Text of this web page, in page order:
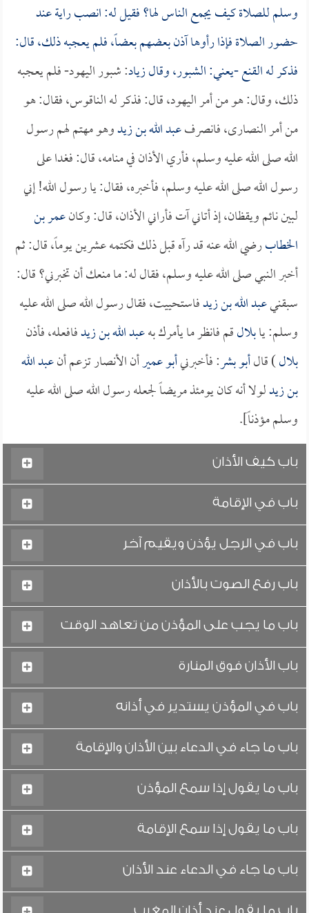
وسلم للصلاة كيف يجمع الناس لها؟ فقيل له: انصب راية عند
حضور الصلاة فإذا رأوها آذن بعضهم بعضاً، فلم يعجبه ذلك، قال:
فذكر له القنع -يعني: الشبور، وقالزياد: شبور اليهود- فلم يعجبه
ذلك، وقال: هو من أمر اليهود، قال: فذكر له الناقوس، فقال: هو
من أمر النصارى، فانصرفعبد الله بن زيدوهو مهتم لهم رسول
الله صلى الله عليه وسلم، فأري الأذان في منامه، قال: فغدا على
رسول الله صلى الله عليه وسلم، فأخبره، فقال: يا رسول الله! إني
لبين نائم ويقظان، إذ أتاني آت فأراني الأذان، قال: وكانعمر بن
الخطابرضي الله عنه قد رآه قبل ذلك فكتمه عشرين يوماً، قال: ثم
أخبر النبي صلى الله عليه وسلم، فقال له: ما منعك أن تخبرني؟ قال:
سبقنيعبد الله بن زيدفاستحييت، فقال رسول الله صلى الله عليه
وسلم: يابلالقم فانظر ما يأمرك بهعبد الله بن زيدفافعله، فأذن
بلال) قالأبو بشر: فأخبرنيأبو عميرأن الأنصار تزعم أنعبد الله
بن زيدلولا أنه كان يومئذ مريضاً لجعله رسول الله صلى الله عليه
وسلم مؤذناً].
باب كيف الأذان
باب في الإقامة
باب في الرجل يؤذن ويقيم آخر
باب رفع الصوت بالأذان
باب ما يجب على المؤذن من تعاهد الوقت
باب الأذان فوق المنارة
باب في المؤذن يستدير في أذانه
باب ما جاء في الدعاء بين الأذان والإقامة
باب ما يقول إذا سمع المؤذن
باب ما يقول إذا سمع الإقامة
باب ما جاء في الدعاء عند الأذان